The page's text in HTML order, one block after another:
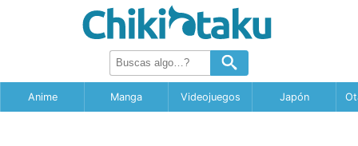
Anime Manga Videojuegos Japón